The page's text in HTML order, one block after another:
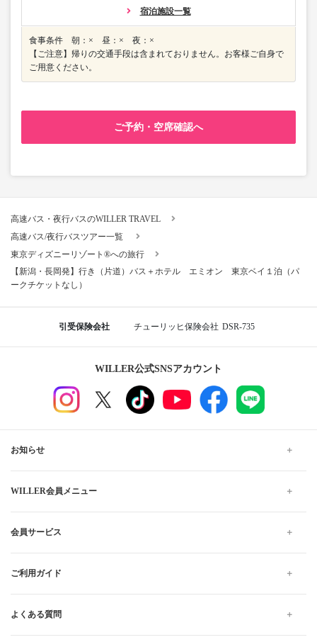
宿泊施設一覧
食事条件 朝：× 昼：× 夜：×
【ご注意】帰りの交通手段は含まれておりません。お客様ご自身で
ご用意ください。
ご予約・空席確認へ
高速バス・夜行バスのWILLER TRAVEL
高速バス/夜行バスツアー一覧
東京ディズニーリゾート®への旅行
【新潟・長岡発】行き（片道）バス＋ホテル エミオン 東京ベイ１泊（パ
ークチケットなし）
引受保険会社 チューリッヒ保険会社 DSR-735
WILLER公式SNSアカウント
お知らせ
WILLER会員メニュー
会員サービス
ご利用ガイド
よくある質問